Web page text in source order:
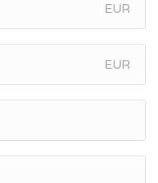
EUR
EUR